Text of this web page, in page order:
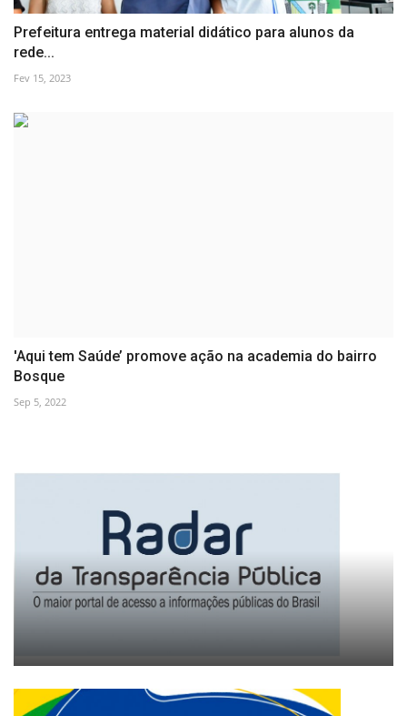
Prefeitura entrega material didático para alunos da
rede...
Fev 15, 2023
'Aqui tem Saúde’ promove ação na academia do bairro
Bosque
Sep 5, 2022